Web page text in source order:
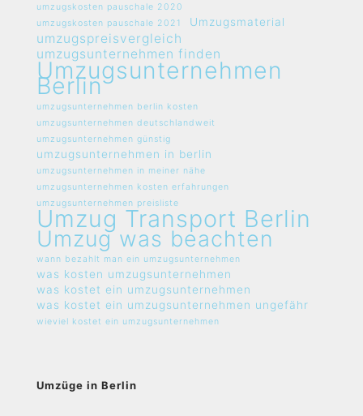
umzugskosten pauschale 2020
umzugskosten pauschale 2021
Umzugsmaterial
umzugspreisvergleich
umzugsunternehmen finden
Umzugsunternehmen
Berlin
umzugsunternehmen berlin kosten
umzugsunternehmen deutschlandweit
umzugsunternehmen günstig
umzugsunternehmen in berlin
umzugsunternehmen in meiner nähe
umzugsunternehmen kosten erfahrungen
umzugsunternehmen preisliste
Umzug Transport Berlin
Umzug was beachten
wann bezahlt man ein umzugsunternehmen
was kosten umzugsunternehmen
was kostet ein umzugsunternehmen
was kostet ein umzugsunternehmen ungefähr
wieviel kostet ein umzugsunternehmen
Umzüge in Berlin